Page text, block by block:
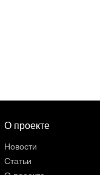
О проекте
Новости
Статьи